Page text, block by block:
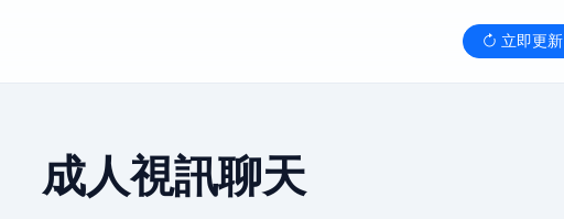
立即更新
成人視訊聊天